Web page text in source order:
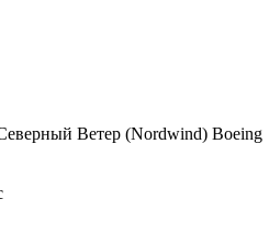
Ветер (Nordwind) Boeing